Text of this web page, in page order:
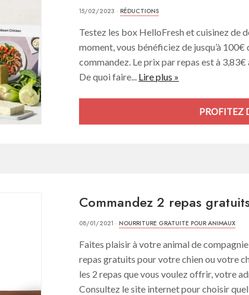
15/02/2023 · RÉDUCTIONS
Testez les box HelloFresh et cuisinez de
moment, vous bénéficiez de jusqu’à
commandez. Le prix par repas est à
De quoi faire... Lire plus »
PROFITEZ
Commandez 2 repas
08/01/2021 · NOURRITURE GRATUITE POUR ANIMAUX
Faites plaisir à votre animal de
repas gratuits pour votre chien ou votre
les 2 repas que vous voulez offrir, votre
Consultez le site internet pour choisir